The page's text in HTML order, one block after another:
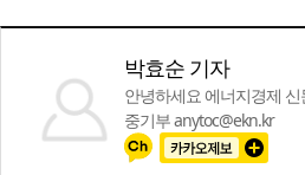
박효순 기자
안녕하세요 에너지경제
중기부 anytoc@ekn.kr